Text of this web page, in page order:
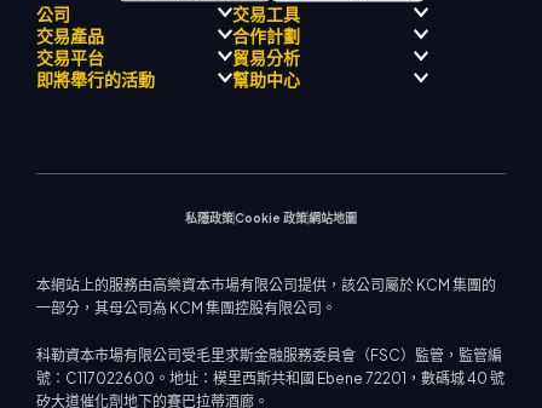
公司
監理合規性
關於
飄移隊
交易工具
經濟日曆
交易產品
外匯
貴金屬
合作計劃
介紹經紀人計劃
交易平台 貿易分析
即將舉行的活動 幫助中心
私隱政策Cookie 政策網站地圖
本網站上的服務由高樂資本市場有限公司提供，該公司屬於 KCM 集團的
一部分，其母公司為 KCM 集團控股有限公司。
科勒資本市場有限公司受毛里求斯金融服務委員會（FSC）監管，監管編
號：C117022600。地址：模里西斯共和國 Ebene 72201，數碼城 40 號
矽大道催化劑地下的賽巴拉蒂酒廊。